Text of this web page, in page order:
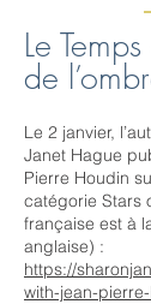
Le
de
Le 2 janvier,
Janet Hague
Pierre Houdin
catégorie Stars
française est à
anglaise) :
https://
with-jean-